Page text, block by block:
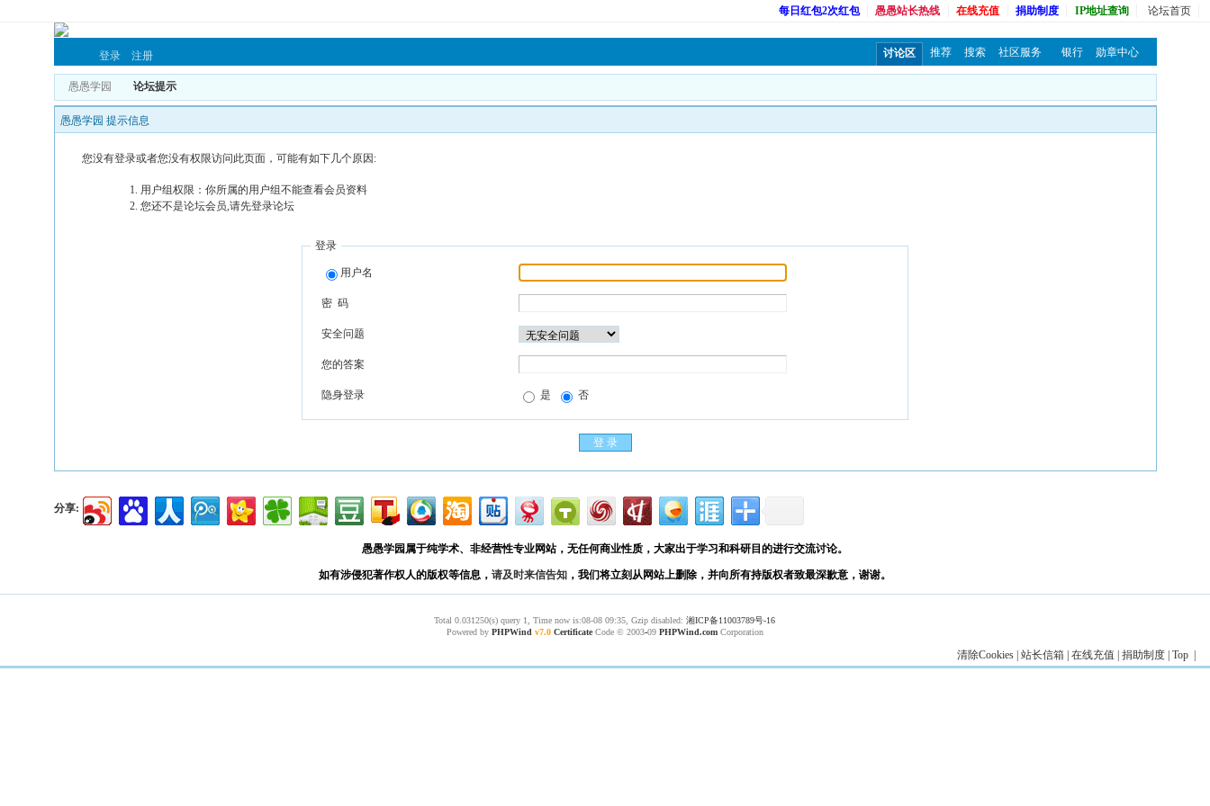
每日红包2次红包 愚愚站长热线 在线充值 捐助制度 IP地址查询 论坛首页
登录 注册 讨论区 推荐 搜索 社区服务 银行 勋章中心
愚愚学园 论坛提示
愚愚学园 提示信息
您没有登录或者您没有权限访问此页面，可能有如下几个原因:
用户组权限：你所属的用户组不能查看会员资料
您还不是论坛会员,请先登录论坛
登录
用户名
密 码
安全问题
您的答案
隐身登录 是 否
分享:
愚愚学园属于纯学术、非经营性专业网站，无任何商业性质，大家出于学习和科研目的进行交流讨论。
如有涉侵犯著作权人的版权等信息， 请及时来信告知 ，我们将立刻从网站上删除，并向所有持版权者致最深歉意，谢谢。
Total 0.031250(s) query 1, Time now is:08-08 09:35, Gzip disabled: 湘ICP备11003789号-16
Powered by PHPWind v7.0 CertificateCode © 2003-09 PHPWind.comCorporation
清除Cookies| 站长信箱 | 在线充值 | 捐助制度| Top|